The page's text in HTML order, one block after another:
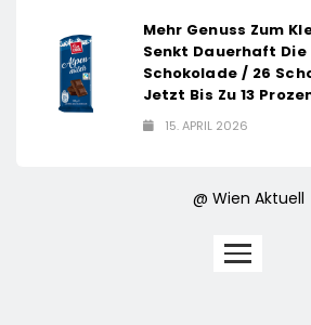
Mehr Genuss Zum
Senkt Dauerhaft Die
Schokolade / 26
Jetzt Bis Zu 13
15. APRIL 2026
@ Wien Aktuell